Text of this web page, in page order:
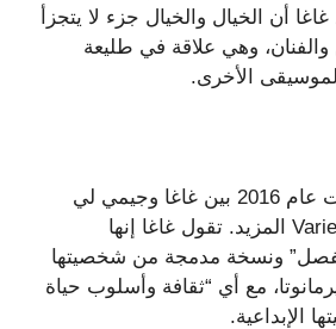
أن الخيال والخيال جزء لا يتجزأ
والفنان، وهي علاقة في طليعة
الأخرى.
تكشف مقابلة أجريت عام 2016 بين غاغا وجيمي لي
كيرتس على قناة Variety المزيد. تقول غاغا إنها
ونسخة مدمجة من شخصيتها
مع أي “ثقافة وأسلوب حياة
الإبداعية.